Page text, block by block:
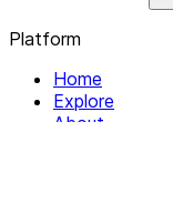
Platform
Home
Explore
About